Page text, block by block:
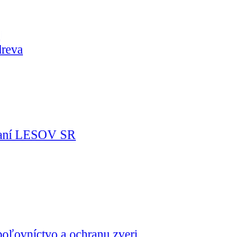
LESOV SR
a ochranu zveri